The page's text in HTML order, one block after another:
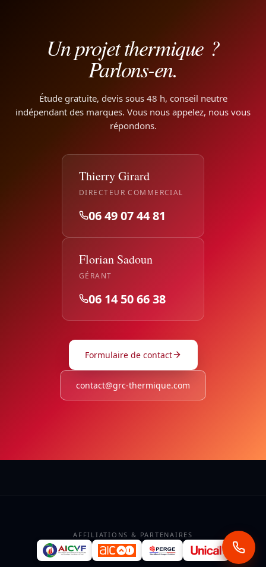
Un projet thermique ?
Parlons-en.
Étude gratuite, devis sous 48 h, conseil neutre
indépendant des marques. Vous nous appelez, nous vous
répondons.
Thierry Girard
DIRECTEUR COMMERCIAL
06 49 07 44 81
Florian Sadoun
GÉRANT
06 14 50 66 38
Formulaire de contact
contact@grc-thermique.com
AFFILIATIONS & PARTENAIRES